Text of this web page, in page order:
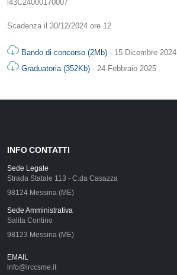
l43C24000170007
Scadenza il 30/12/2024 ore 12
Bando di concorso (2Mb) - 15 Dicembre 2024
Graduatoria (352Kb) - 24 Febbraio 2025
INFO CONTATTI
Sede Legale
Strada Statale 113 - C.da Casazza
98124 Messina (ME)
Sede Amministrativa
Salita Contino
98123 Messina (ME)
EMAIL
info@irccsme.it